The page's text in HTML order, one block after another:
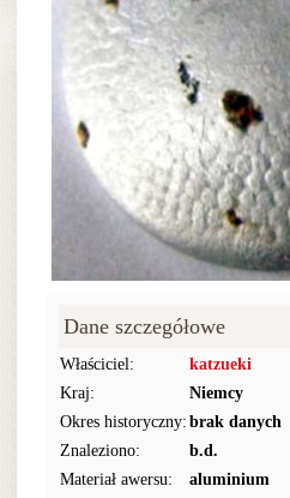
Dane szczegółowe
Właściciel:
katzueki
Kraj:
Niemcy
Okres historyczny: brak danych
Znaleziono:
b.d.
Materiał awersu:
aluminium